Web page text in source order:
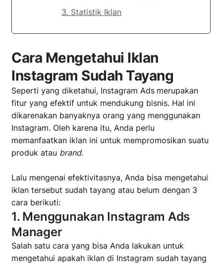
3. Statistik Iklan
Cara Mengetahui Iklan
Instagram Sudah Tayang
Seperti yang diketahui, Instagram Ads merupakan
fitur yang efektif untuk mendukung bisnis. Hal ini
dikarenakan banyaknya orang yang menggunakan
Instagram. Oleh karena itu, Anda perlu
memanfaatkan iklan ini untuk mempromosikan suatu
produk atau brand.
Lalu mengenai efektivitasnya, Anda bisa mengetahui
iklan tersebut sudah tayang atau belum dengan 3
cara berikuti:
1. Menggunakan Instagram Ads
Manager
Salah satu cara yang bisa Anda lakukan untuk
mengetahui apakah iklan di Instagram sudah tayang